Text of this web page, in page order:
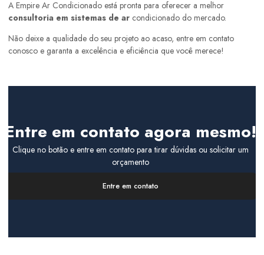
A Empire Ar Condicionado está pronta para oferecer a melhor
consultoria em sistemas de ar condicionado do mercado.
Não deixe a qualidade do seu projeto ao acaso, entre em contato
conosco e garanta a excelência e eficiência que você merece!
Entre em contato agora mesmo!
Clique no botão e entre em contato para tirar dúvidas ou solicitar um
orçamento
Entre em contato